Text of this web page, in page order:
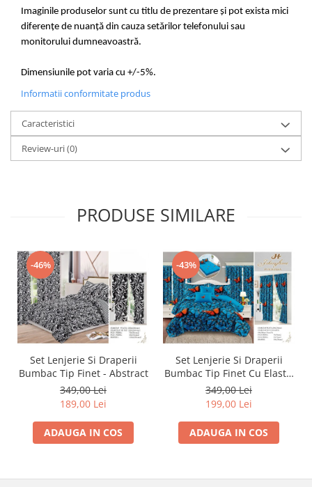
Imaginile produselor sunt cu titlu de prezentare și pot exista mici
diferențe de nuanță din cauza setărilor telefonului sau
monitorului dumneavoastră.
Dimensiunile pot varia cu +/-5%.
Informatii conformitate produs
Caracteristici
Review-uri(0)
PRODUSE SIMILARE
-46%
Set Lenjerie Si Draperii
Bumbac Tip Finet - Abstract
349,00 Lei
189,00 Lei
ADAUGA IN COS
-43%
Set Lenjerie Si Draperii
Bumbac Tip Finet Cu Elastic
- Dansul Fluturilor
349,00 Lei
199,00 Lei
ADAUGA IN COS